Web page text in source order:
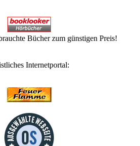
Bücher zum günstigen Preis!
Internetportal: